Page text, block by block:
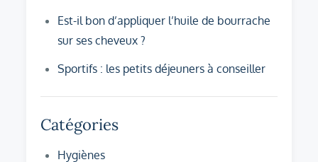
Est-il bon d’appliquer l’huile de bourrache
sur ses cheveux ?
Sportifs : les petits déjeuners à conseiller
Catégories
Hygiènes